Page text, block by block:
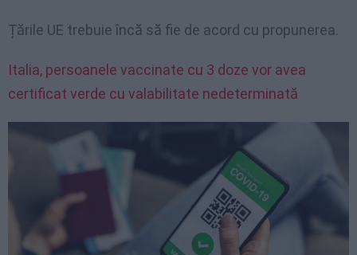
Țările UE trebuie încă să fie de acord cu propunerea.
Italia, persoanele vaccinate cu 3 doze vor avea
certificat verde cu valabilitate nedeterminată